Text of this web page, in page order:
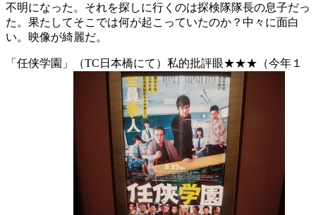
不明になった。それを探しに行くのは探検隊隊長の息子だっ
た。果たしてそこでは何が起こっていたのか？中々に面白
い。映像が綺麗だ。
「任侠学園」（TC日本橋にて）私的批評眼★★★（今年１